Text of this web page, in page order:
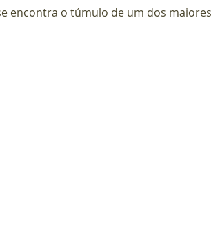
encontra o túmulo de um dos maiores